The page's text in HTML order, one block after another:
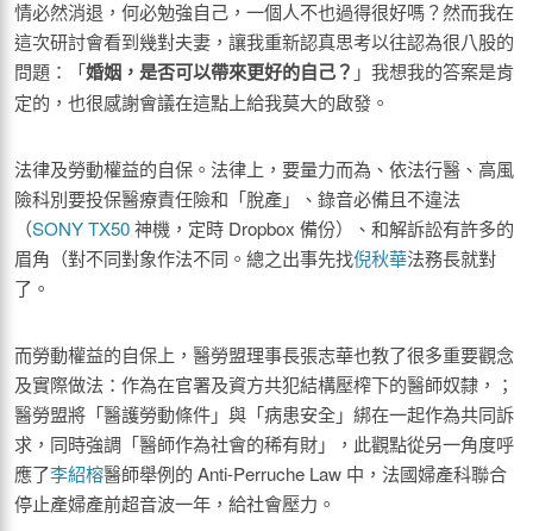
情必然消退，何必勉強自己，一個人不也過得很好嗎？然而我在
這次研討會看到幾對夫妻，讓我重新認真思考以往認為很八股的
問題：「婚姻，是否可以帶來更好的自己？ 」我想我的答案是肯
定的，也很感謝會議在這點上給我莫大的啟發。
法律及勞動權益的自保。法律上，要量力而為、依法行醫、高風
險科別要投保醫療責任險和「脫產」、錄音必備且不違法
（SONY TX50神機，定時 Dropbox 備份）、和解訴訟有許多的
眉角（對不同對象作法不同。總之出事先找倪秋華法務長就對
了。
而勞動權益的自保上，醫勞盟理事長張志華也教了很多重要觀念
及實際做法：作為在官署及資方共犯結構壓榨下的醫師奴隸，；
醫勞盟將「醫護勞動條件」與「病患安全」綁在一起作為共同訴
求，同時強調「醫師作為社會的稀有財」，此觀點從另一角度呼
應了李紹榕醫師舉例的 Anti-Perruche Law 中，法國婦產科聯合
停止產婦產前超音波一年，給社會壓力。